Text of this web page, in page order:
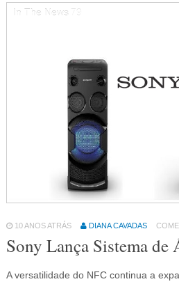
In The News 79
10 ANOS ATRÁS DIANA CAVADAS
Sony Lança Sistema
A versatilidade do NFC continua a